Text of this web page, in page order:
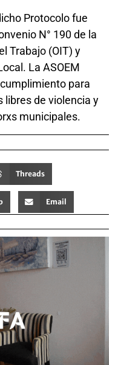
Protocolo fue
N° 190 de la
Trabajo (OIT) y
La ASOEM
para
libres de violencia y
municipales.
Threads
Email